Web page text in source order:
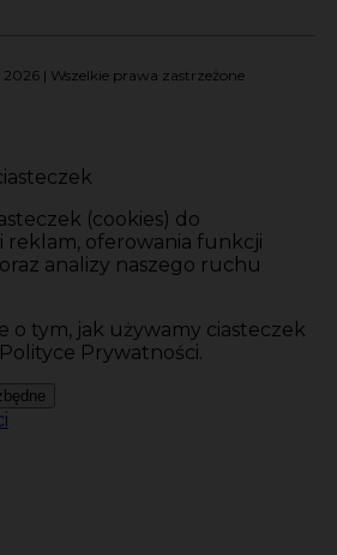
| Wszelkie prawa zastrzeżone
(cookies) do
reklam, oferowania funkcji
analizy naszego ruchu
o tym, jak używamy ciasteczek
Prywatności.